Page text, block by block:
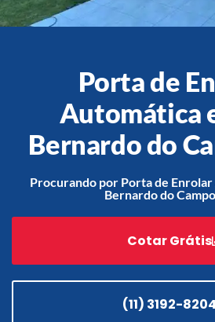
Aldeia
Porta de
Automática
Bernardo do
Procurando por Porta de Enrolar
Bernardo do
Cotar Grátis
(11) 3192-8204